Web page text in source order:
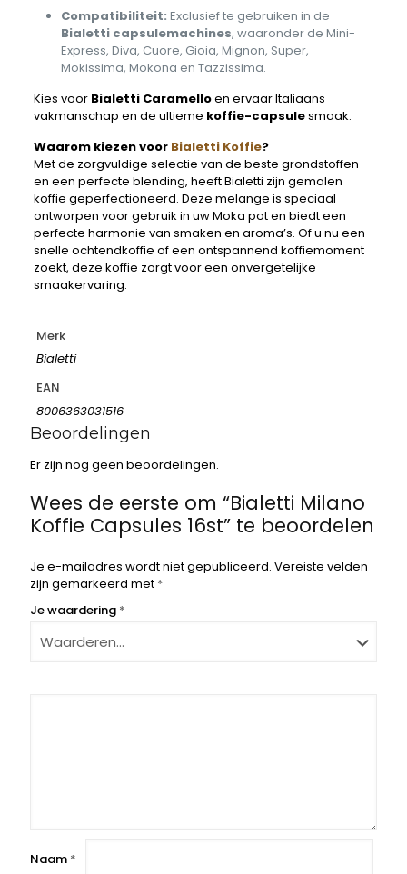
Compatibiliteit: Exclusief te gebruiken in de
Bialetti capsulemachines, waaronder de Mini-
Express, Diva, Cuore, Gioia, Mignon, Super,
Mokissima, Mokona en Tazzissima.
Kies voor Bialetti Caramelloen ervaar Italiaans
vakmanschap en de ultieme koffie-capsulesmaak.
Waarom kiezen voor Bialetti Koffie?
Met de zorgvuldige selectie van de beste grondstoffen
en een perfecte blending, heeft Bialetti zijn gemalen
koffie geperfectioneerd. Deze melange is speciaal
ontworpen voor gebruik in uw Moka pot en biedt een
perfecte harmonie van smaken en aroma’s. Of u nu een
snelle ochtendkoffie of een ontspannend koffiemoment
zoekt, deze koffie zorgt voor een onvergetelijke
smaakervaring.
Merk
Bialetti
EAN
8006363031516
Beoordelingen
Er zijn nog geen beoordelingen.
Wees de eerste om “Bialetti Milano
Koffie Capsules 16st” te beoordelen
Je e-mailadres wordt niet gepubliceerd. Vereiste velden
zijn gemarkeerd met *
Je waardering *
Naam *